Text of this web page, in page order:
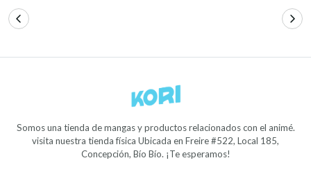
Somos una tienda de mangas y productos relacionados con el animé.
visita nuestra tienda física Ubicada en Freire #522, Local 185,
Concepción, Bío Bío. ¡Te esperamos!